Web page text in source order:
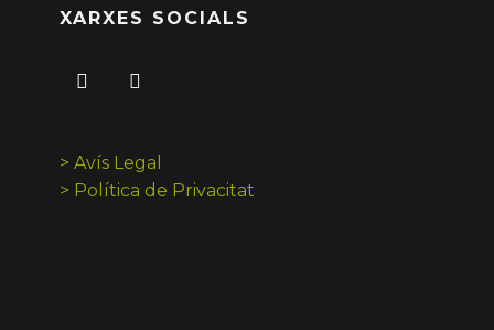
XARXES SOCIALS
> Avís Legal
> Política de Privacitat